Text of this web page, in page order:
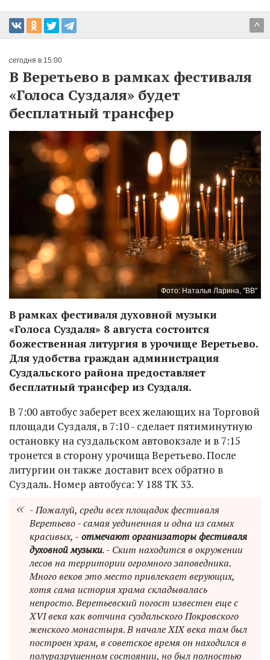
^
сегодня в 15:00
В Веретьево в рамках фестиваля
«Голоса Суздаля» будет
бесплатный трансфер
Фото: Наталья Ларина, "ВВ"
В рамках фестиваля духовной музыки
«Голоса Суздаля» 8 августа состоится
божественная литургия в урочище Веретьево.
Для удобства граждан администрация
Суздальского района предоставляет
бесплатный трансфер из Суздаля.
В 7:00 автобус заберет всех желающих на Торговой
площади Суздаля, в 7:10 - сделает пятиминутную
остановку на суздальском автовокзале и в 7:15
тронется в сторону урочища Веретьево. После
литургии он также доставит всех обратно в
Суздаль. Номер автобуса: У 188 ТК 33.
- Пожалуй, среди всех площадок фестиваля
Веретьево - самая уединенная и одна из самых
красивых, - отмечают организаторы фестиваля
духовной музыки. - Скит находится в окружении
лесов на территории огромного заповедника.
Много веков это место привлекает верующих,
хотя сама история храма складывалась
непросто. Веретьевский погост известен еще с
XVI века как вотчина суздальского Покровского
женского монастыря. В начале XIX века там был
построен храм, в советское время он находился в
полуразрушенном состоянии, но был полностью